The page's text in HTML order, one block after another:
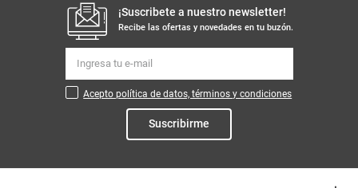
¡Suscribete a nuestro newsletter!
Recibe las ofertas y novedades en tu buzón.
Acepto política de datos, términos y condiciones
Suscribirme